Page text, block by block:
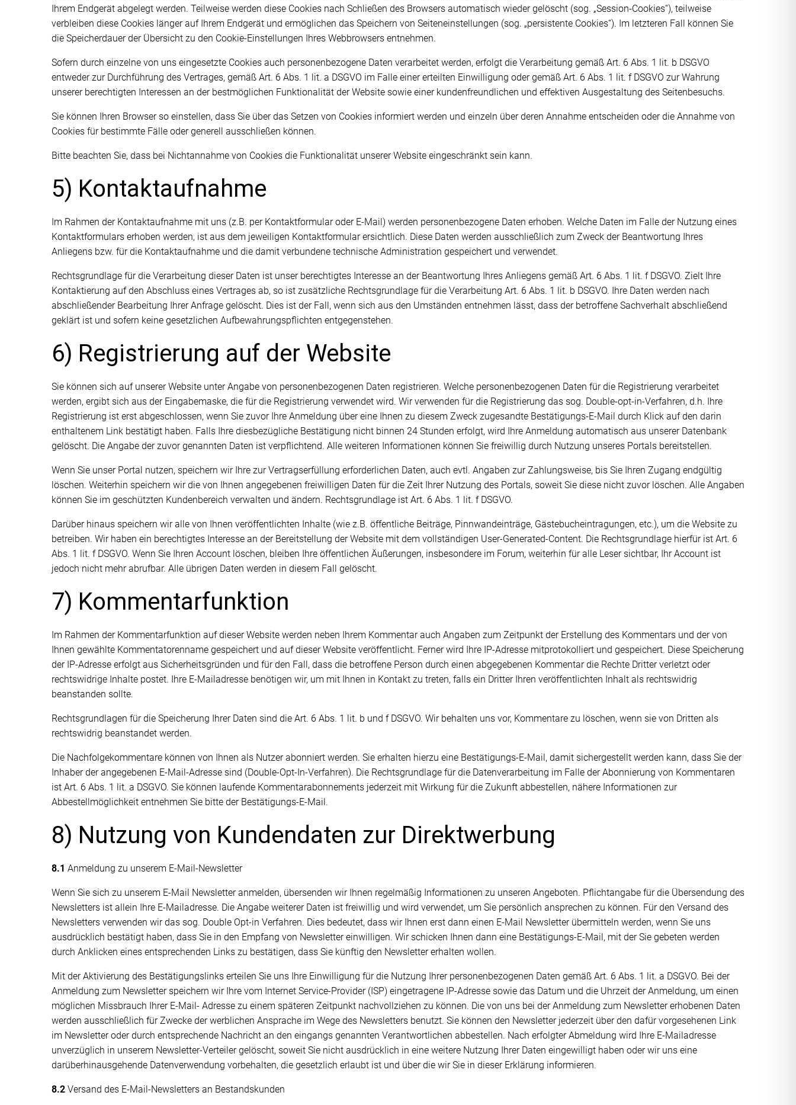
Ihrem Endgerät abgelegt werden. Teilweise werden diese Cookies nach Schließen des Browsers automatisch wieder gelöscht (sog. „Session-Cookies“), teilweise
verbleiben diese Cookies länger auf Ihrem Endgerät und ermöglichen das Speichern von Seiteneinstellungen (sog. „persistente Cookies“). Im letzteren Fall können Sie
die Speicherdauer der Übersicht zu den Cookie-Einstellungen Ihres Webbrowsers entnehmen.
Sofern durch einzelne von uns eingesetzte Cookies auch personenbezogene Daten verarbeitet werden, erfolgt die Verarbeitung gemäß Art. 6 Abs. 1 lit. b DSGVO
entweder zur Durchführung des Vertrages, gemäß Art. 6 Abs. 1 lit. a DSGVO im Falle einer erteilten Einwilligung oder gemäß Art. 6 Abs. 1 lit. f DSGVO zur Wahrung
unserer berechtigten Interessen an der bestmöglichen Funktionalität der Website sowie einer kundenfreundlichen und effektiven Ausgestaltung des Seitenbesuchs.
Sie können Ihren Browser so einstellen, dass Sie über das Setzen von Cookies informiert werden und einzeln über deren Annahme entscheiden oder die Annahme von
Cookies für bestimmte Fälle oder generell ausschließen können.
Bitte beachten Sie, dass bei Nichtannahme von Cookies die Funktionalität unserer Website eingeschränkt sein kann.
5) Kontaktaufnahme
Im Rahmen der Kontaktaufnahme mit uns (z.B. per Kontaktformular oder E-Mail) werden personenbezogene Daten erhoben. Welche Daten im Falle der Nutzung eines
Kontaktformulars erhoben werden, ist aus dem jeweiligen Kontaktformular ersichtlich. Diese Daten werden ausschließlich zum Zweck der Beantwortung Ihres
Anliegens bzw. für die Kontaktaufnahme und die damit verbundene technische Administration gespeichert und verwendet.
Rechtsgrundlage für die Verarbeitung dieser Daten ist unser berechtigtes Interesse an der Beantwortung Ihres Anliegens gemäß Art. 6 Abs. 1 lit. f DSGVO. Zielt Ihre
Kontaktierung auf den Abschluss eines Vertrages ab, so ist zusätzliche Rechtsgrundlage für die Verarbeitung Art. 6 Abs. 1 lit. b DSGVO. Ihre Daten werden nach
abschließender Bearbeitung Ihrer Anfrage gelöscht. Dies ist der Fall, wenn sich aus den Umständen entnehmen lässt, dass der betroffene Sachverhalt abschließend
geklärt ist und sofern keine gesetzlichen Aufbewahrungspflichten entgegenstehen.
6) Registrierung auf der Website
Sie können sich auf unserer Website unter Angabe von personenbezogenen Daten registrieren. Welche personenbezogenen Daten für die Registrierung verarbeitet
werden, ergibt sich aus der Eingabemaske, die für die Registrierung verwendet wird. Wir verwenden für die Registrierung das sog. Double-opt-in-Verfahren, d.h. Ihre
Registrierung ist erst abgeschlossen, wenn Sie zuvor Ihre Anmeldung über eine Ihnen zu diesem Zweck zugesandte Bestätigungs-E-Mail durch Klick auf den darin
enthaltenem Link bestätigt haben. Falls Ihre diesbezügliche Bestätigung nicht binnen 24 Stunden erfolgt, wird Ihre Anmeldung automatisch aus unserer Datenbank
gelöscht. Die Angabe der zuvor genannten Daten ist verpflichtend. Alle weiteren Informationen können Sie freiwillig durch Nutzung unseres Portals bereitstellen.
Wenn Sie unser Portal nutzen, speichern wir Ihre zur Vertragserfüllung erforderlichen Daten, auch evtl. Angaben zur Zahlungsweise, bis Sie Ihren Zugang endgültig
löschen. Weiterhin speichern wir die von Ihnen angegebenen freiwilligen Daten für die Zeit Ihrer Nutzung des Portals, soweit Sie diese nicht zuvor löschen. Alle Angaben
können Sie im geschützten Kundenbereich verwalten und ändern. Rechtsgrundlage ist Art. 6 Abs. 1 lit. f DSGVO.
Darüber hinaus speichern wir alle von Ihnen veröffentlichten Inhalte (wie z.B. öffentliche Beiträge, Pinnwandeinträge, Gästebucheintragungen, etc.), um die Website zu
betreiben. Wir haben ein berechtigtes Interesse an der Bereitstellung der Website mit dem vollständigen User-Generated-Content. Die Rechtsgrundlage hierfür ist Art. 6
Abs. 1 lit. f DSGVO. Wenn Sie Ihren Account löschen, bleiben Ihre öffentlichen Äußerungen, insbesondere im Forum, weiterhin für alle Leser sichtbar, Ihr Account ist
jedoch nicht mehr abrufbar. Alle übrigen Daten werden in diesem Fall gelöscht.
7) Kommentarfunktion
Im Rahmen der Kommentarfunktion auf dieser Website werden neben Ihrem Kommentar auch Angaben zum Zeitpunkt der Erstellung des Kommentars und der von
Ihnen gewählte Kommentatorenname gespeichert und auf dieser Website veröffentlicht. Ferner wird Ihre IP-Adresse mitprotokolliert und gespeichert. Diese Speicherung
der IP-Adresse erfolgt aus Sicherheitsgründen und für den Fall, dass die betroffene Person durch einen abgegebenen Kommentar die Rechte Dritter verletzt oder
rechtswidrige Inhalte postet. Ihre E-Mailadresse benötigen wir, um mit Ihnen in Kontakt zu treten, falls ein Dritter Ihren veröffentlichten Inhalt als rechtswidrig
beanstanden sollte.
Rechtsgrundlagen für die Speicherung Ihrer Daten sind die Art. 6 Abs. 1 lit. b und f DSGVO. Wir behalten uns vor, Kommentare zu löschen, wenn sie von Dritten als
rechtswidrig beanstandet werden.
Die Nachfolgekommentare können von Ihnen als Nutzer abonniert werden. Sie erhalten hierzu eine Bestätigungs-E-Mail, damit sichergestellt werden kann, dass Sie der
Inhaber der angegebenen E-Mail-Adresse sind (Double-Opt-In-Verfahren). Die Rechtsgrundlage für die Datenverarbeitung im Falle der Abonnierung von Kommentaren
ist Art. 6 Abs. 1 lit. a DSGVO. Sie können laufende Kommentarabonnements jederzeit mit Wirkung für die Zukunft abbestellen, nähere Informationen zur
Abbestellmöglichkeit entnehmen Sie bitte der Bestätigungs-E-Mail.
8) Nutzung von Kundendaten zur Direktwerbung
8.1 Anmeldung zu unserem E-Mail-Newsletter
Wenn Sie sich zu unserem E-Mail Newsletter anmelden, übersenden wir Ihnen regelmäßig Informationen zu unseren Angeboten. Pflichtangabe für die Übersendung des
Newsletters ist allein Ihre E-Mailadresse. Die Angabe weiterer Daten ist freiwillig und wird verwendet, um Sie persönlich ansprechen zu können. Für den Versand des
Newsletters verwenden wir das sog. Double Opt-in Verfahren. Dies bedeutet, dass wir Ihnen erst dann einen E-Mail Newsletter übermitteln werden, wenn Sie uns
ausdrücklich bestätigt haben, dass Sie in den Empfang von Newsletter einwilligen. Wir schicken Ihnen dann eine Bestätigungs-E-Mail, mit der Sie gebeten werden
durch Anklicken eines entsprechenden Links zu bestätigen, dass Sie künftig den Newsletter erhalten wollen.
Mit der Aktivierung des Bestätigungslinks erteilen Sie uns Ihre Einwilligung für die Nutzung Ihrer personenbezogenen Daten gemäß Art. 6 Abs. 1 lit. a DSGVO. Bei der
Anmeldung zum Newsletter speichern wir Ihre vom Internet Service-Provider (ISP) eingetragene IP-Adresse sowie das Datum und die Uhrzeit der Anmeldung, um einen
möglichen Missbrauch Ihrer E-Mail- Adresse zu einem späteren Zeitpunkt nachvollziehen zu können. Die von uns bei der Anmeldung zum Newsletter erhobenen Daten
werden ausschließlich für Zwecke der werblichen Ansprache im Wege des Newsletters benutzt. Sie können den Newsletter jederzeit über den dafür vorgesehenen Link
im Newsletter oder durch entsprechende Nachricht an den eingangs genannten Verantwortlichen abbestellen. Nach erfolgter Abmeldung wird Ihre E-Mailadresse
unverzüglich in unserem Newsletter-Verteiler gelöscht, soweit Sie nicht ausdrücklich in eine weitere Nutzung Ihrer Daten eingewilligt haben oder wir uns eine
darüberhinausgehende Datenverwendung vorbehalten, die gesetzlich erlaubt ist und über die wir Sie in dieser Erklärung informieren.
8.2 Versand des E-Mail-Newsletters an Bestandskunden